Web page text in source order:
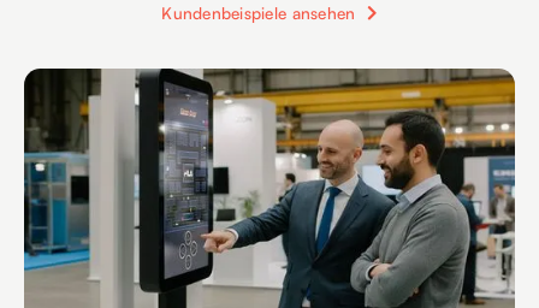
Kundenbeispiele ansehen
